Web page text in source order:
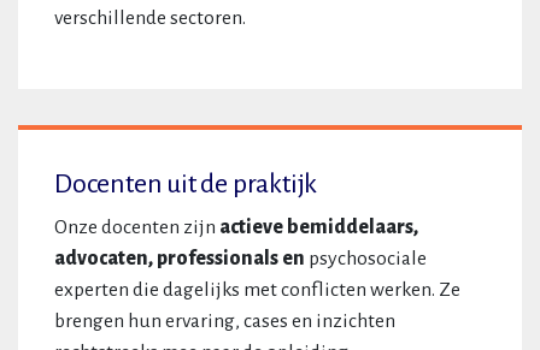
verschillende sectoren.
Docenten uit de praktijk
Onze docenten zijn actieve bemiddelaars,
advocaten, professionals en psychosociale
experten die dagelijks met conflicten werken. Ze
brengen hun ervaring, cases en inzichten